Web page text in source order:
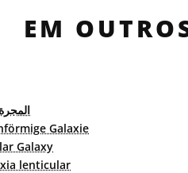
EM
Galaxie
Galaxy
lenticular